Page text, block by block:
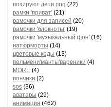
позируют дети png (22)
рамки 'приват' (21)
рамочки для записей (20)
рамочки 'блокноты' (19)
рамочки 'музыкальный фон' (16)
натюрморты (14)
цветовые коды (13)
пельмени'манты'вареники (4)
MORE (4)
пончики (2)
sos (36)
аватары (29)
анимация (462)